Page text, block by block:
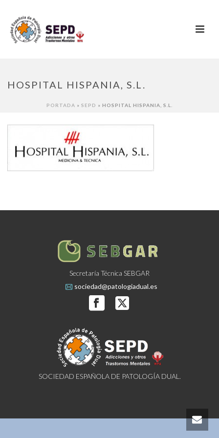
HOSPITAL HISPANIA, S.L.
PORTADA » SEPD » HOSPITAL HISPANIA, S.L.
Secretaría Técnica SEBGAR
sociedad@patologiadual.es
SOCIEDAD ESPAÑOLA DE PATOLOGÍA DUAL.